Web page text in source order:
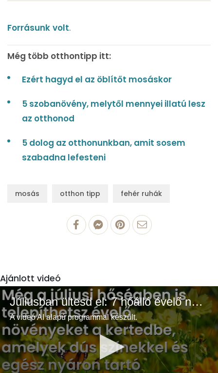
Forrásunk volt.
Még több otthontipp itt:
Ezért hagyd el az öblítőt mosáskor
5 szobanövény, melytől mennyei illatú lesz
az otthonod
5 dolog az otthonunkban, amit sosem
szabadna lefesteni
mosás otthon tipp fehér ruhák
Ajánlott videó
Júliusban ültesd el: 7 hőálló évelő növény a színes és buja kertért
A videó AI alapú programmal készült.